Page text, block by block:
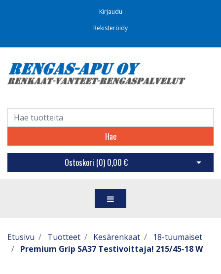
Kirjaudu
Rekisteröidy
Hae
Ostoskori (0) 0,00 € Avaa
Etusivu Tuotteet Kesärenkaat
18-tuumaiset
Premium Grip SA37 Testivoittaja! 215/45-18 W